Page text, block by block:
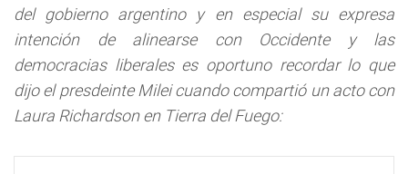
del gobierno argentino y en especial su expresa
intención de alinearse con Occidente y las
democracias liberales es oportuno recordar lo que
dijo el presdeinte Milei cuando compartió un acto con
Laura Richardson en Tierra del Fuego: